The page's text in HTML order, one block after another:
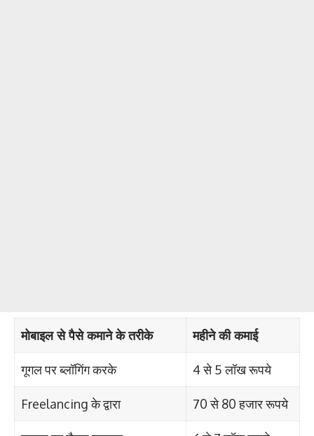
मोबाइल से पैसे कमाने के तरीके महीने की कमाई
गूगल पर ब्लॉगिंग करके 4 से 5 लॉख रूपये
Freelancing के द्वारा 70 से 80 हजार रूपये